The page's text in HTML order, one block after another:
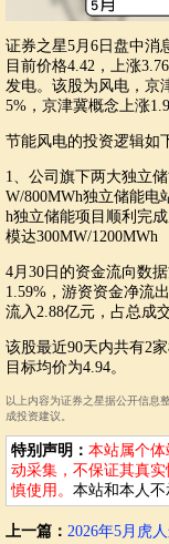
证券之星5月6日盘中消
目前价格4.42，上涨
发电。该股为风电，京
5%，京津冀概念上涨
节能风电的投资逻辑如
1、公司旗下两大独立
W/800MWh独立储能电
h独立储能项目顺利完
模达300MW/1200MWh
4月30日的资金流向数
1.59%，游资资金净流
流入2.88亿元，占总成
该股最近90天内共有2
目标均价为4.94。
以上内容为证券之星据公开信息
成投资建议。
特别声明： 本站属个
动采集，不保证其真
慎使用。 本站和本人不
上一篇： 2026年5月虎